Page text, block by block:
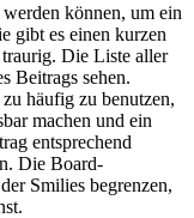
können, um ein
gibt es einen kurzen
Die Liste aller
Beitrags sehen.
häufig zu benutzen,
machen und ein
entsprechend
Die Board-
Smilies begrenzen,